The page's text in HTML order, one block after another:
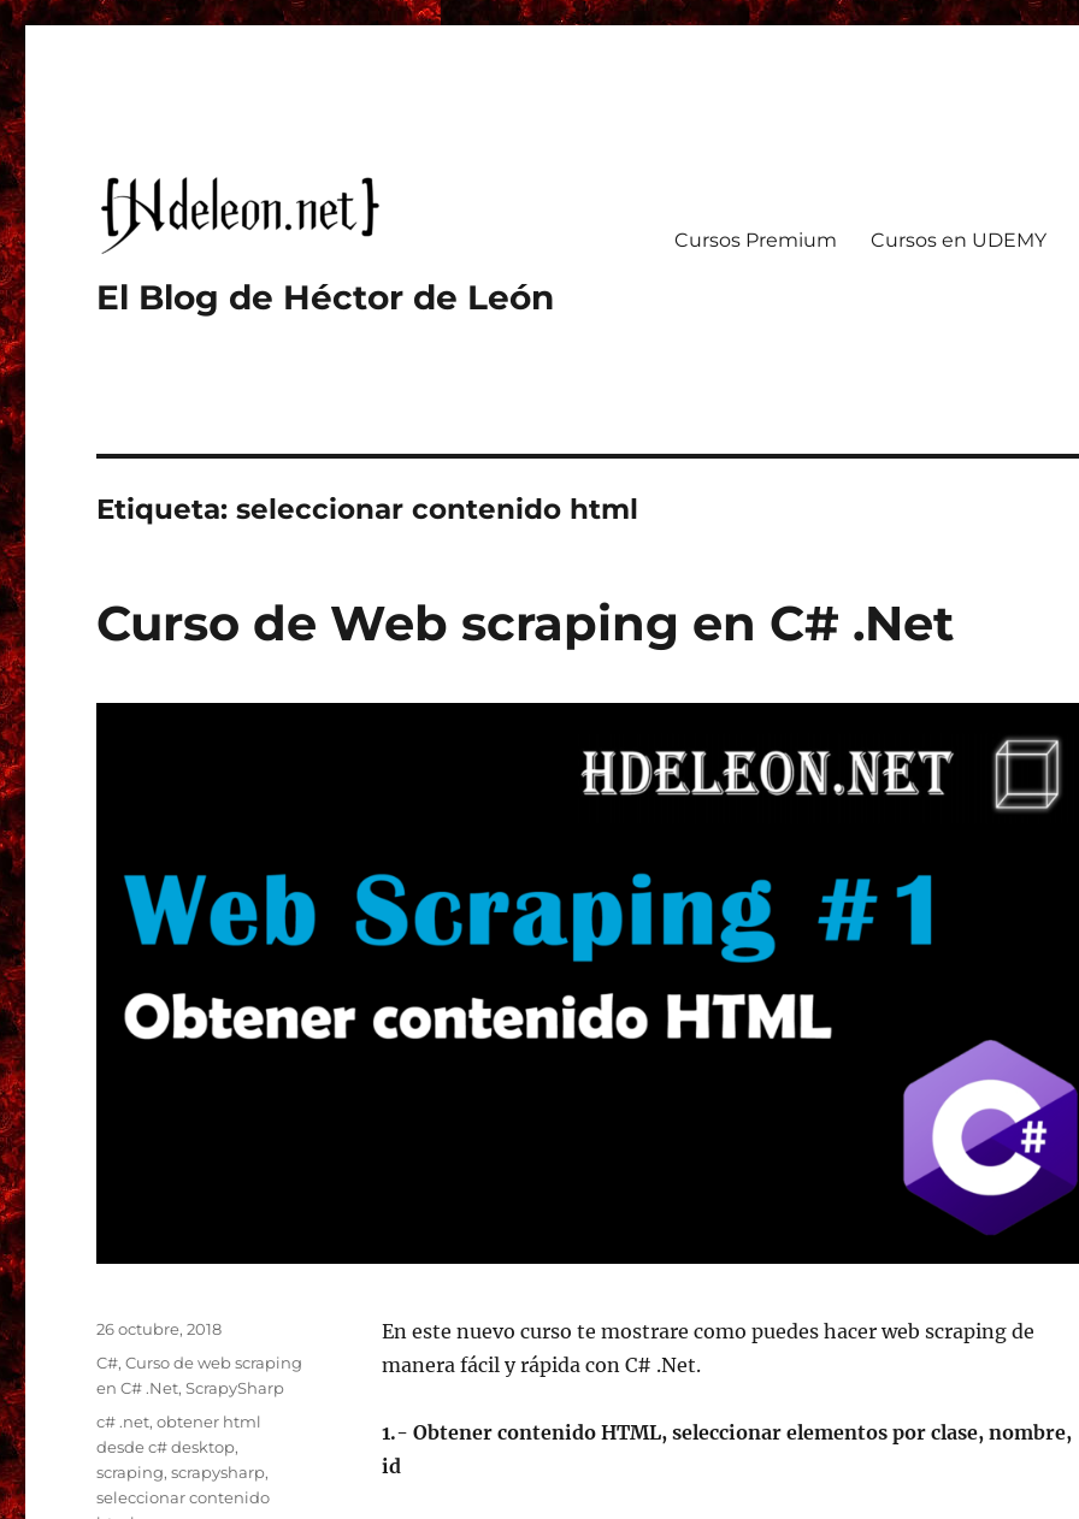
El Blog de Héctor de León
Cursos Premium Cursos en UDEMY
Etiqueta:seleccionar contenido html
Curso de Web scraping en C# .Net
En este nuevo curso te mostrare como puedes hacer web scraping de
manera fácil y rápida con C# .Net.
1.- Obtener contenido HTML, seleccionar elementos por clase, nombre,
id
Publicado
26 octubre, 2018
Categorías
C#,Curso de web scraping
en C# .Net,ScrapySharp
Etiquetas
c# .net,obtener html
desde c# desktop,
scraping,scrapysharp,
seleccionar contenido